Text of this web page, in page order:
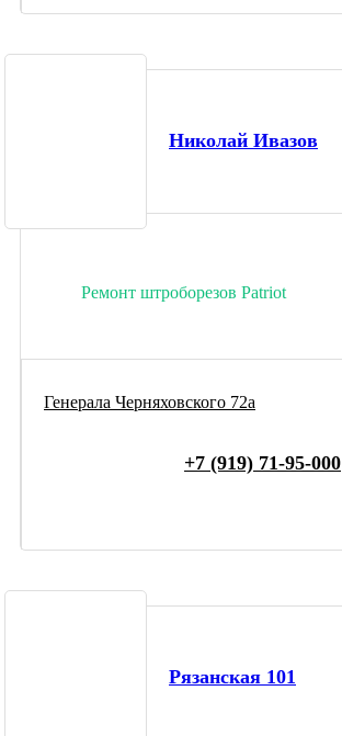
Николай Ивазов
Ремонт штроборезов Patriot
Генерала Черняховского 72а
+7 (919) 71-95-000
Рязанская 101